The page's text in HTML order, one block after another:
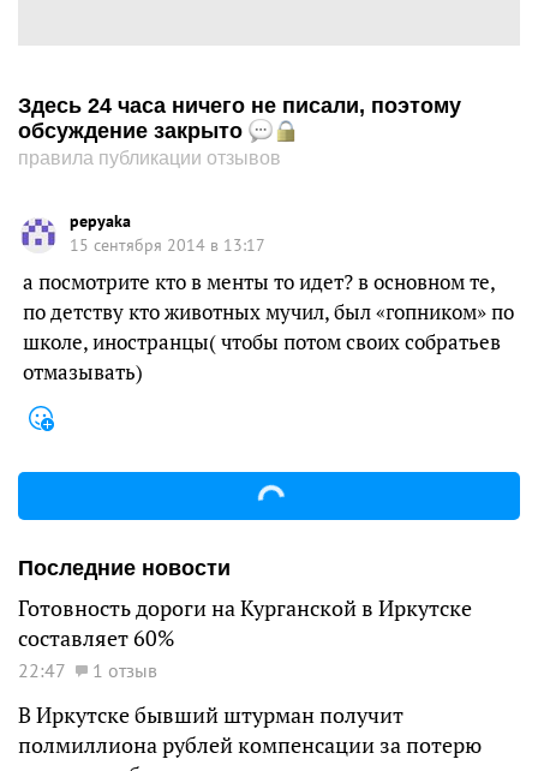
Здесь 24 часа ничего не писали, поэтому
обсуждение закрыто
правила публикации отзывов
pepyaka
15 сентября 2014 в 13:17
а посмотрите кто в менты то идет? в основном те,
по детству кто животных мучил, был «гопником» по
школе, иностранцы( чтобы потом своих собратьев
отмазывать)
Последние новости
Готовность дороги на Курганской в Иркутске
составляет 60%
22:47 1 отзыв
В Иркутске бывший штурман получит
полмиллиона рублей компенсации за потерю